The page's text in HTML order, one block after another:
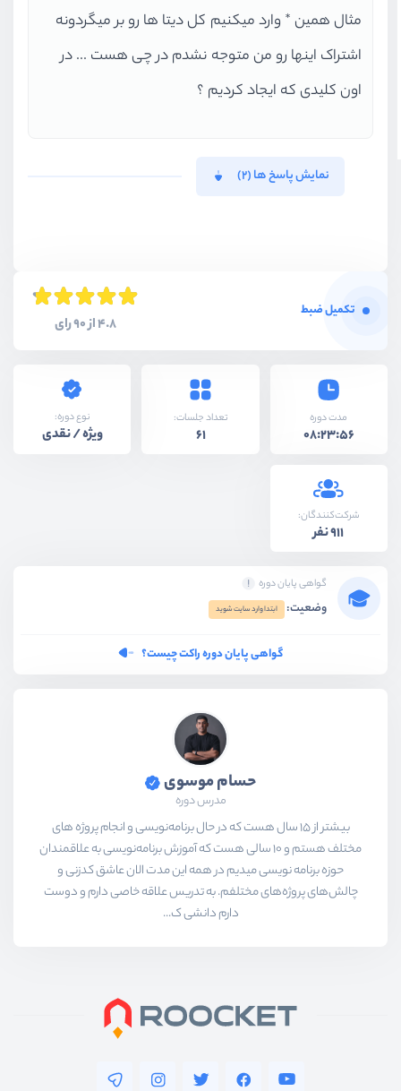
مثال همین * وارد میکنیم کل دیتا ها رو بر میگردونه
اشتراک اینها رو من متوجه نشدم در چی هست ... در
اون کلیدی که ایجاد کردیم ؟
نمایش پاسخ ها (2)
تکمیل ضبط
4.8 از 90 رای
مدت دوره
08:23:56
تعداد جلسات:
61
نوع دوره:
ویژه / نقدی
شرکت‌کنندگان:
911 نفر
گواهی پایان دوره
وضعیت: ابتدا وارد سایت شوید
گواهی پایان دوره راکت چیست؟
حسام موسوی
مدرس دوره
بیشتر از ۱۵ سال هست که در حال برنامه‌نویسی و انجام پروژه های
مختلف هستم و ۱۰ سالی هست که آموزش برنامه‌نویسی به علاقمندان
حوزه برنامه نویسی میدیم در همه این مدت الان عاشق کدزنی و
چالش‌های پروژه‌های مختلفم. به تدریس علاقه خاصی دارم و دوست
دارم دانشی ک...